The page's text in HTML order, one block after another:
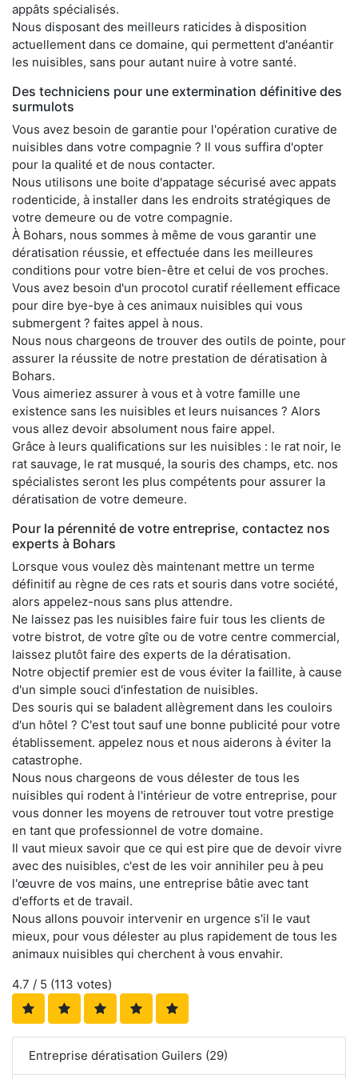
appâts spécialisés.
Nous disposant des meilleurs raticides à disposition
actuellement dans ce domaine, qui permettent d'anéantir
les nuisibles, sans pour autant nuire à votre santé.
Des techniciens pour une extermination définitive des
surmulots
Vous avez besoin de garantie pour l'opération curative de
nuisibles dans votre compagnie ? Il vous suffira d'opter
pour la qualité et de nous contacter.
Nous utilisons une boite d'appatage sécurisé avec appats
rodenticide, à installer dans les endroits stratégiques de
votre demeure ou de votre compagnie.
À Bohars, nous sommes à même de vous garantir une
dératisation réussie, et effectuée dans les meilleures
conditions pour votre bien-être et celui de vos proches.
Vous avez besoin d'un procotol curatif réellement efficace
pour dire bye-bye à ces animaux nuisibles qui vous
submergent ? faites appel à nous.
Nous nous chargeons de trouver des outils de pointe, pour
assurer la réussite de notre prestation de dératisation à
Bohars.
Vous aimeriez assurer à vous et à votre famille une
existence sans les nuisibles et leurs nuisances ? Alors
vous allez devoir absolument nous faire appel.
Grâce à leurs qualifications sur les nuisibles : le rat noir, le
rat sauvage, le rat musqué, la souris des champs, etc. nos
spécialistes seront les plus compétents pour assurer la
dératisation de votre demeure.
Pour la pérennité de votre entreprise, contactez nos
experts à Bohars
Lorsque vous voulez dès maintenant mettre un terme
définitif au règne de ces rats et souris dans votre société,
alors appelez-nous sans plus attendre.
Ne laissez pas les nuisibles faire fuir tous les clients de
votre bistrot, de votre gîte ou de votre centre commercial,
laissez plutôt faire des experts de la dératisation.
Notre objectif premier est de vous éviter la faillite, à cause
d'un simple souci d'infestation de nuisibles.
Des souris qui se baladent allègrement dans les couloirs
d'un hôtel ? C'est tout sauf une bonne publicité pour votre
établissement. appelez nous et nous aiderons à éviter la
catastrophe.
Nous nous chargeons de vous délester de tous les
nuisibles qui rodent à l'intérieur de votre entreprise, pour
vous donner les moyens de retrouver tout votre prestige
en tant que professionnel de votre domaine.
Il vaut mieux savoir que ce qui est pire que de devoir vivre
avec des nuisibles, c'est de les voir annihiler peu à peu
l'œuvre de vos mains, une entreprise bâtie avec tant
d'efforts et de travail.
Nous allons pouvoir intervenir en urgence s'il le vaut
mieux, pour vous délester au plus rapidement de tous les
animaux nuisibles qui cherchent à vous envahir.
4.7 / 5 (113 votes)
Entreprise dératisation Guilers (29)